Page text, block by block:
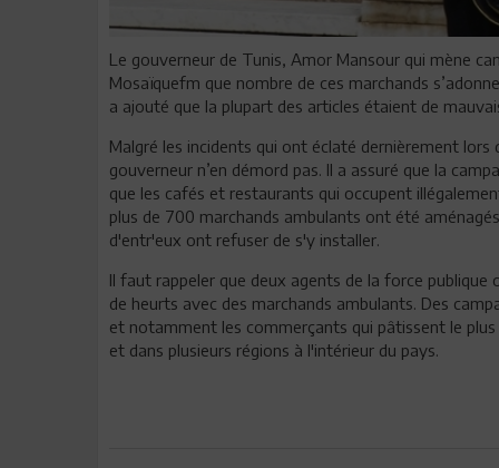
Le gouverneur de Tunis, Amor Mansour qui mène
Mosaïquefm que nombre de ces marchands
a ajouté que la plupart des articles étaient de
Malgré les incidents qui ont éclaté dernièrement
gouverneur n’en démord pas. Il a assuré que la
que les cafés et restaurants qui occupent
plus de 700 marchands ambulants ont été
d'entr'eux ont refuser de s'y installer.
Il faut rappeler que deux agents de la force
de heurts avec des marchands ambulants. Des
et notamment les commerçants qui pâtissent le
et dans plusieurs régions à l'intérieur du pays.